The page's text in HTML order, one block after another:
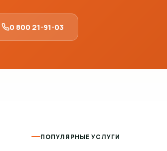
0 800 21-91-03
ПОПУЛЯРНЫЕ УСЛУГИ